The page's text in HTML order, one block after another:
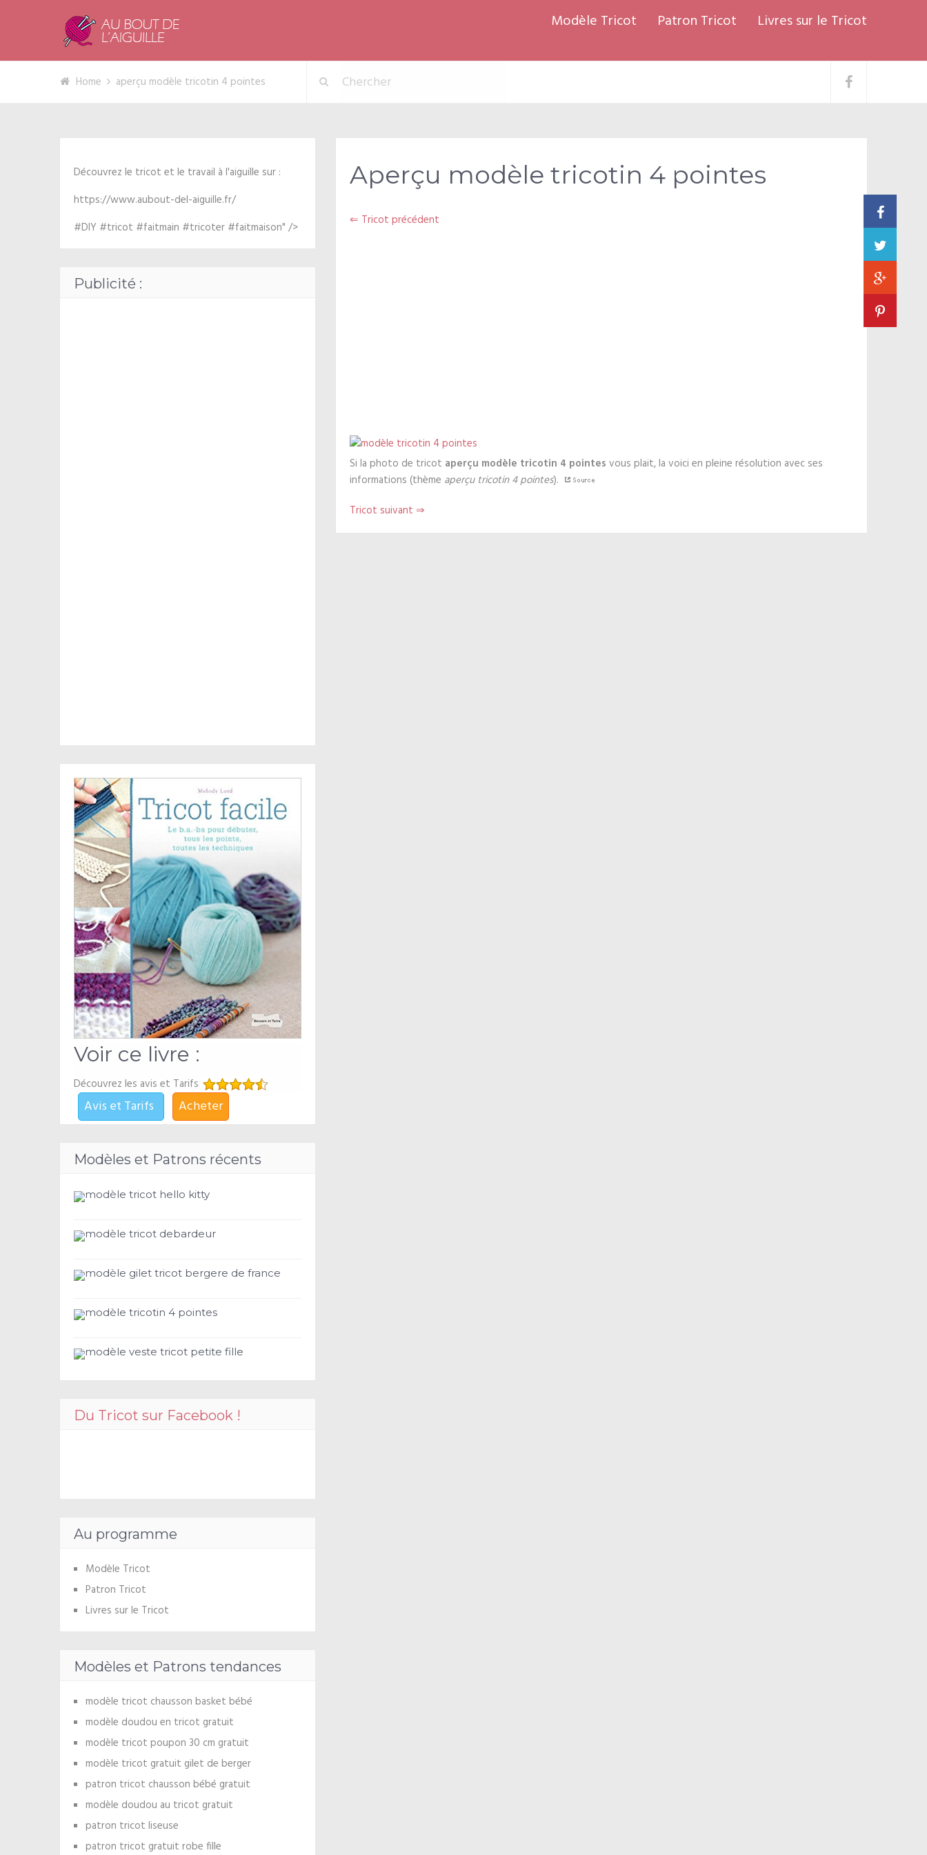
Modèle Tricot Patron Tricot Livres sur le Tricot
Home aperçu modèle tricotin 4 pointes
Aperçu modèle tricotin 4 pointes
⇐ Tricot précédent
Si la photo de tricot aperçu modèle tricotin 4 pointes vous plait, la voici en pleine résolution avec ses
informations (thème aperçu tricotin 4 pointes).
Tricot suivant ⇒
Découvrez le tricot et le travail à l'aiguille sur :
https://www.aubout-del-aiguille.fr/
#DIY #tricot #faitmain #tricoter #faitmaison" />
Publicité :
Voir ce livre :
Découvrez les avis et Tarifs
Acheter
Avis et Tarifs
Modèles et Patrons récents
modèle tricot hello kitty
modèle tricot debardeur
modèle gilet tricot bergere de france
modèle tricotin 4 pointes
modèle veste tricot petite fille
Du Tricot sur Facebook !
Au programme
Modèle Tricot
Patron Tricot
Livres sur le Tricot
Modèles et Patrons tendances
modèle tricot chausson basket bébé
modèle doudou en tricot gratuit
modèle tricot poupon 30 cm gratuit
modèle tricot gratuit gilet de berger
patron tricot chausson bébé gratuit
modèle doudou au tricot gratuit
patron tricot liseuse
patron tricot gratuit robe fille